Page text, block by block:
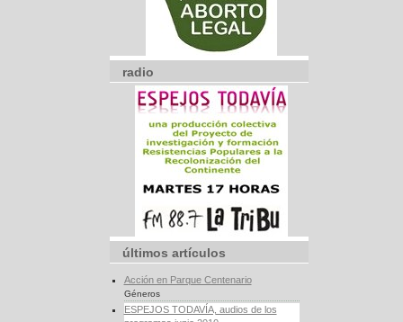
radio
últimos artículos
Acción en Parque Centenario
Géneros
ESPEJOS TODAVÍA, audios de los